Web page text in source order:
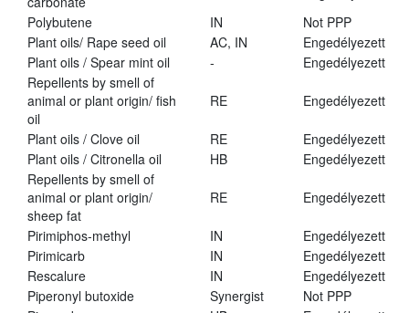
Polybutene
IN
Not PPP
Plant oils/ Rape seed oil
AC, IN
Engedélyezett
Plant oils / Spear mint oil
-
Engedélyezett
Repellents by smell of
animal or plant origin/ fish
oil
RE Engedélyezett
Plant oils / Clove oil RE
Engedélyezett
Plant oils / Citronella oil
HB
Engedélyezett
Repellents by smell of
animal or plant origin/
sheep fat
RE Engedélyezett
Pirimiphos-methyl IN
Engedélyezett
Pirimicarb
IN
Engedélyezett
Rescalure
IN
Engedélyezett
Piperonyl butoxide
Synergist
Not PPP